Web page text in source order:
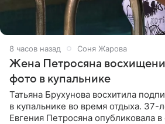
8 часов назад Соня Жарова
Жена Петросяна
фото в купальнике
Татьяна Брухунова восхитила
в купальнике во время отдыха. 37-
Евгения Петросяна опубликовала